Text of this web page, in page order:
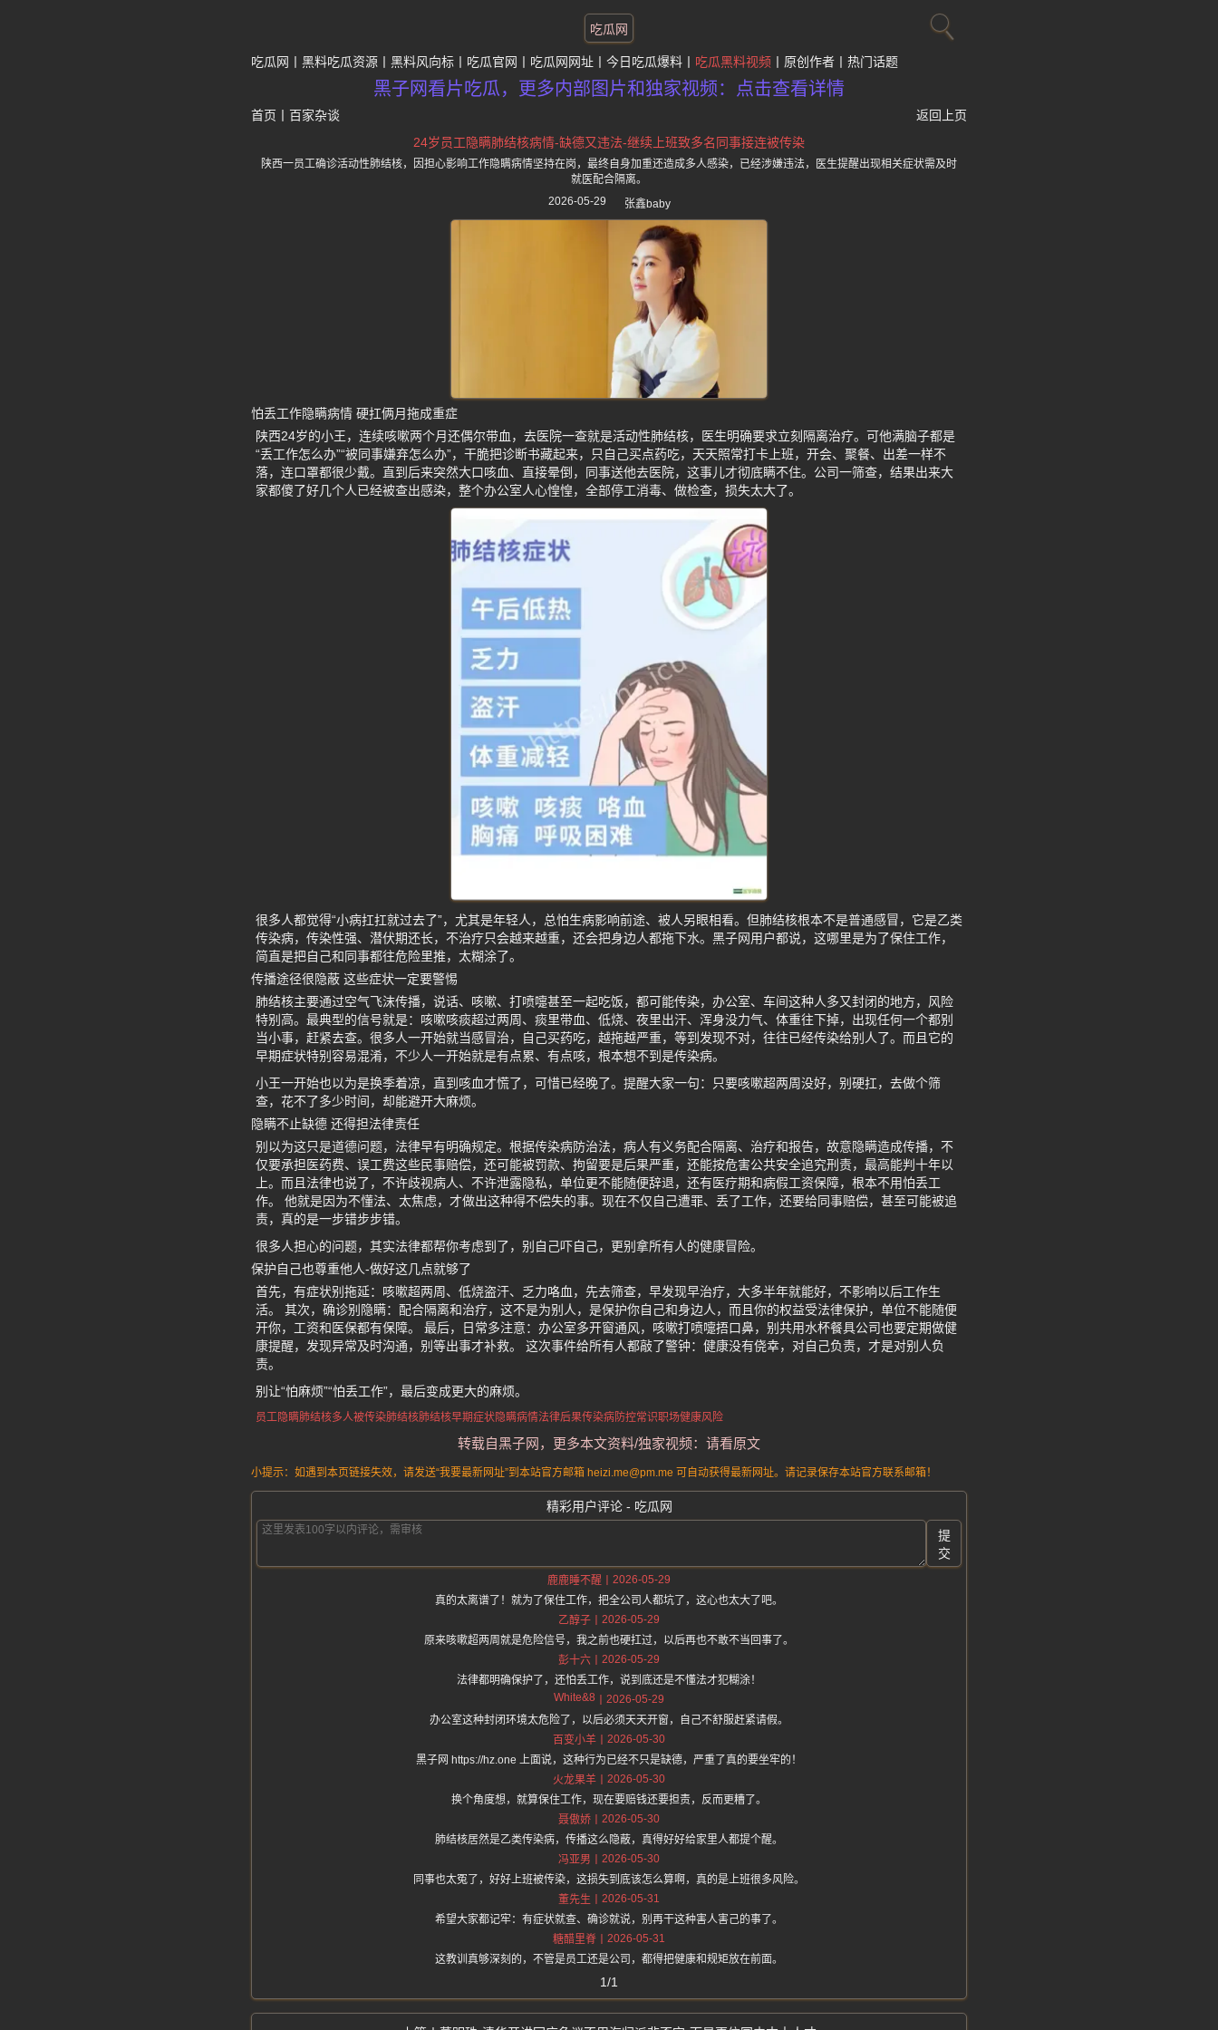
吃瓜网
吃瓜网 黑料吃瓜资源 黑料风向标 吃瓜官网 吃瓜网网址 今日吃瓜爆料 吃瓜黑料视频 原创作者 热门话题
黑子网看片吃瓜，更多内部图片和独家视频：点击查看详情
首页 百家杂谈
返回上页
24岁员工隐瞒肺结核病情-缺德又违法-继续上班致多名同事接连被传染
陕西一员工确诊活动性肺结核，因担心影响工作隐瞒病情坚持在岗，最终自身加重还造成多人感染，已经涉嫌违法，医生提醒出现相关症状需及时
就医配合隔离。
2026-05-29
张鑫baby
怕丢工作隐瞒病情 硬扛俩月拖成重症
陕西24岁的小王，连续咳嗽两个月还偶尔带血，去医院一查就是活动性肺结核，医生明确要求立刻隔离治疗。可他满脑子都是
“丢工作怎么办”“被同事嫌弃怎么办”，干脆把诊断书藏起来，只自己买点药吃，天天照常打卡上班，开会、聚餐、出差一样不
落，连口罩都很少戴。直到后来突然大口咳血、直接晕倒，同事送他去医院，这事儿才彻底瞒不住。公司一筛查，结果出来大
家都傻了好几个人已经被查出感染，整个办公室人心惶惶，全部停工消毒、做检查，损失太大了。
很多人都觉得“小病扛扛就过去了”，尤其是年轻人，总怕生病影响前途、被人另眼相看。但肺结核根本不是普通感冒，它是乙类
传染病，传染性强、潜伏期还长，不治疗只会越来越重，还会把身边人都拖下水。黑子网用户都说，这哪里是为了保住工作，
简直是把自己和同事都往危险里推，太糊涂了。
传播途径很隐蔽 这些症状一定要警惕
肺结核主要通过空气飞沫传播，说话、咳嗽、打喷嚏甚至一起吃饭，都可能传染，办公室、车间这种人多又封闭的地方，风险
特别高。最典型的信号就是：咳嗽咳痰超过两周、痰里带血、低烧、夜里出汗、浑身没力气、体重往下掉，出现任何一个都别
当小事，赶紧去查。很多人一开始就当感冒治，自己买药吃，越拖越严重，等到发现不对，往往已经传染给别人了。而且它的
早期症状特别容易混淆，不少人一开始就是有点累、有点咳，根本想不到是传染病。
小王一开始也以为是换季着凉，直到咳血才慌了，可惜已经晚了。提醒大家一句：只要咳嗽超两周没好，别硬扛，去做个筛
查，花不了多少时间，却能避开大麻烦。
隐瞒不止缺德 还得担法律责任
别以为这只是道德问题，法律早有明确规定。根据传染病防治法，病人有义务配合隔离、治疗和报告，故意隐瞒造成传播，不
仅要承担医药费、误工费这些民事赔偿，还可能被罚款、拘留要是后果严重，还能按危害公共安全追究刑责，最高能判十年以
上。而且法律也说了，不许歧视病人、不许泄露隐私，单位更不能随便辞退，还有医疗期和病假工资保障，根本不用怕丢工
作。 他就是因为不懂法、太焦虑，才做出这种得不偿失的事。现在不仅自己遭罪、丢了工作，还要给同事赔偿，甚至可能被追
责，真的是一步错步步错。
很多人担心的问题，其实法律都帮你考虑到了，别自己吓自己，更别拿所有人的健康冒险。
保护自己也尊重他人-做好这几点就够了
首先，有症状别拖延：咳嗽超两周、低烧盗汗、乏力咯血，先去筛查，早发现早治疗，大多半年就能好，不影响以后工作生
活。 其次，确诊别隐瞒：配合隔离和治疗，这不是为别人，是保护你自己和身边人，而且你的权益受法律保护，单位不能随便
开你，工资和医保都有保障。 最后，日常多注意：办公室多开窗通风，咳嗽打喷嚏捂口鼻，别共用水杯餐具公司也要定期做健
康提醒，发现异常及时沟通，别等出事才补救。 这次事件给所有人都敲了警钟：健康没有侥幸，对自己负责，才是对别人负
责。
别让“怕麻烦”“怕丢工作”，最后变成更大的麻烦。
员工隐瞒肺结核多人被传染肺结核肺结核早期症状隐瞒病情法律后果传染病防控常识职场健康风险
转载自黑子网，更多本文资料/独家视频：请看原文
小提示：如遇到本页链接失效，请发送“我要最新网址”到本站官方邮箱 heizi.me@pm.me 可自动获得最新网址。请记录保存本站官方联系邮箱！
精彩用户评论 - 吃瓜网
提
交
鹿鹿睡不醒
2026-05-29
真的太离谱了！就为了保住工作，把全公司人都坑了，这心也太大了吧。
乙醇子
2026-05-29
原来咳嗽超两周就是危险信号，我之前也硬扛过，以后再也不敢不当回事了。
彭十六
2026-05-29
法律都明确保护了，还怕丢工作，说到底还是不懂法才犯糊涂！
White&8
2026-05-29
办公室这种封闭环境太危险了，以后必须天天开窗，自己不舒服赶紧请假。
百变小羊
2026-05-30
黑子网 https://hz.one 上面说，这种行为已经不只是缺德，严重了真的要坐牢的！
火龙果羊
2026-05-30
换个角度想，就算保住工作，现在要赔钱还要担责，反而更糟了。
聂傲娇
2026-05-30
肺结核居然是乙类传染病，传播这么隐蔽，真得好好给家里人都提个醒。
冯亚男
2026-05-30
同事也太冤了，好好上班被传染，这损失到底该怎么算啊，真的是上班很多风险。
董先生
2026-05-31
希望大家都记牢：有症状就查、确诊就说，别再干这种害人害己的事了。
糖醋里脊
2026-05-31
这教训真够深刻的，不管是员工还是公司，都得把健康和规矩放在前面。
1/1